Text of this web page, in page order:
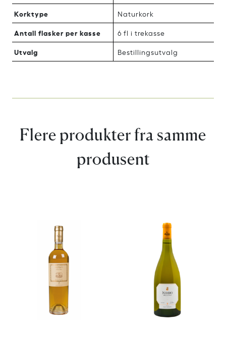
Korktype Naturkork
Antall flasker per kasse 6 fl i trekasse
Utvalg Bestillingsutvalg
Flere produkter fra samme
produsent